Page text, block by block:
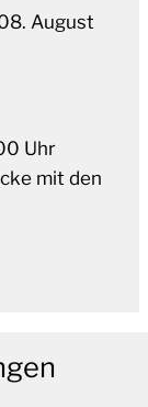
August
Uhr
mit den